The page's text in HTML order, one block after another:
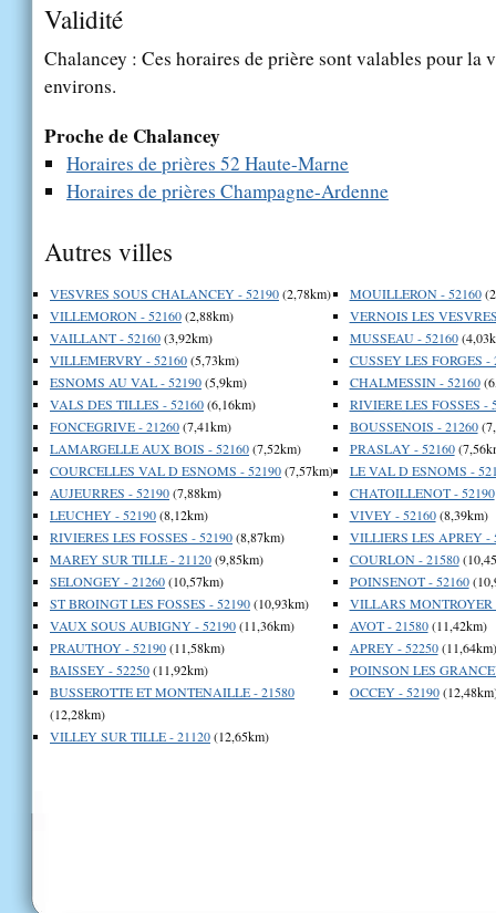
Validité
Chalancey : Ces horaires de prière sont valables pour la
environs.
Proche de Chalancey
Horaires de prières 52 Haute-Marne
Horaires de prières Champagne-Ardenne
Autres villes
VESVRES SOUS CHALANCEY - 52190(2,78km)
VILLEMORON - 52160(2,88km)
VAILLANT - 52160(3,92km)
VILLEMERVRY - 52160(5,73km)
ESNOMS AU VAL - 52190(5,9km)
VALS DES TILLES - 52160(6,16km)
FONCEGRIVE - 21260(7,41km)
LAMARGELLE AUX BOIS - 52160(7,52km)
COURCELLES VAL D ESNOMS - 52190(7,57km)
AUJEURRES - 52190(7,88km)
LEUCHEY - 52190(8,12km)
RIVIERES LES FOSSES - 52190(8,87km)
MAREY SUR TILLE - 21120(9,85km)
SELONGEY - 21260(10,57km)
ST BROINGT LES FOSSES - 52190(10,93km)
VAUX SOUS AUBIGNY - 52190(11,36km)
PRAUTHOY - 52190(11,58km)
BAISSEY - 52250(11,92km)
BUSSEROTTE ET MONTENAILLE - 21580
(12,28km)
VILLEY SUR TILLE - 21120(12,65km)
MOUILLERON - 52160
VERNOIS LES
MUSSEAU - 52160
CUSSEY LES FORGES -
CHALMESSIN - 52160
RIVIERE LES FOSSES -
BOUSSENOIS - 21260
PRASLAY - 52160
LE VAL D ESNOMS -
CHATOILLENOT - 52190
VIVEY - 52160(8,39km)
VILLIERS LES APREY -
COURLON - 21580
POINSENOT - 52160
VILLARS MONTROYER
AVOT - 21580(11,42km)
APREY - 52250(11,64km)
POINSON LES
OCCEY - 52190